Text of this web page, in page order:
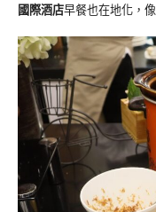
國際酒店早餐也在地化，